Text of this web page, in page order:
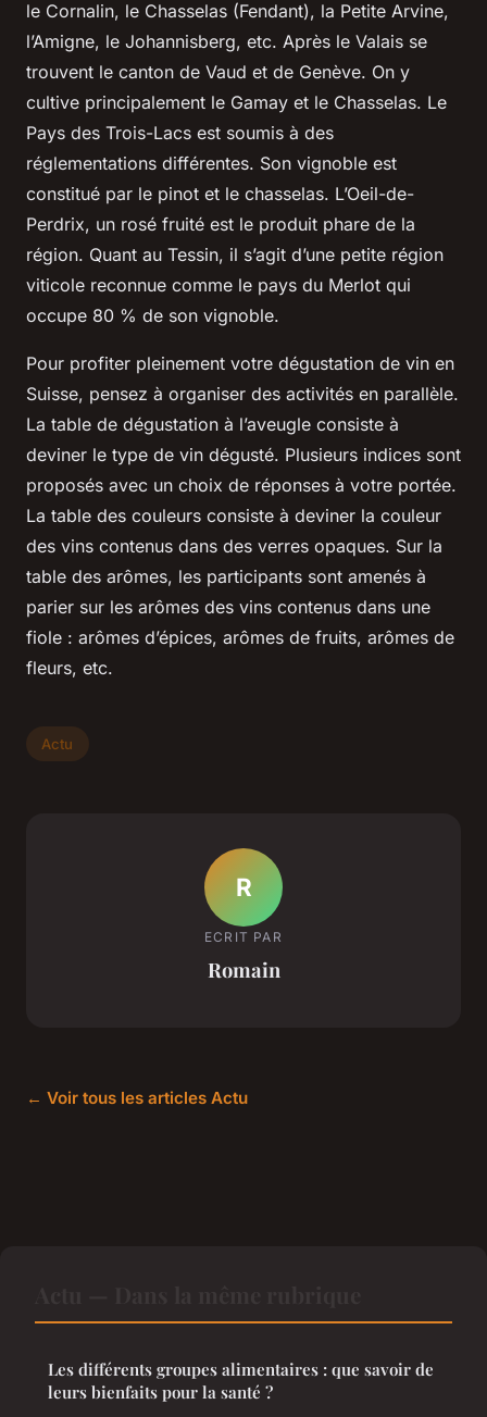
le Cornalin, le Chasselas (Fendant), la Petite Arvine,
l’Amigne, le Johannisberg, etc. Après le Valais se
trouvent le canton de Vaud et de Genève. On y
cultive principalement le Gamay et le Chasselas. Le
Pays des Trois-Lacs est soumis à des
réglementations différentes. Son vignoble est
constitué par le pinot et le chasselas. L’Oeil-de-
Perdrix, un rosé fruité est le produit phare de la
région. Quant au Tessin, il s’agit d’une petite région
viticole reconnue comme le pays du Merlot qui
occupe 80 % de son vignoble.
Pour profiter pleinement votre dégustation de vin en
Suisse, pensez à organiser des activités en parallèle.
La table de dégustation à l’aveugle consiste à
deviner le type de vin dégusté. Plusieurs indices sont
proposés avec un choix de réponses à votre portée.
La table des couleurs consiste à deviner la couleur
des vins contenus dans des verres opaques. Sur la
table des arômes, les participants sont amenés à
parier sur les arômes des vins contenus dans une
fiole : arômes d’épices, arômes de fruits, arômes de
fleurs, etc.
Actu
R
ECRIT PAR
Romain
← Voir tous les articles Actu
Les différents groupes alimentaires : que savoir de
leurs bienfaits pour la santé ?